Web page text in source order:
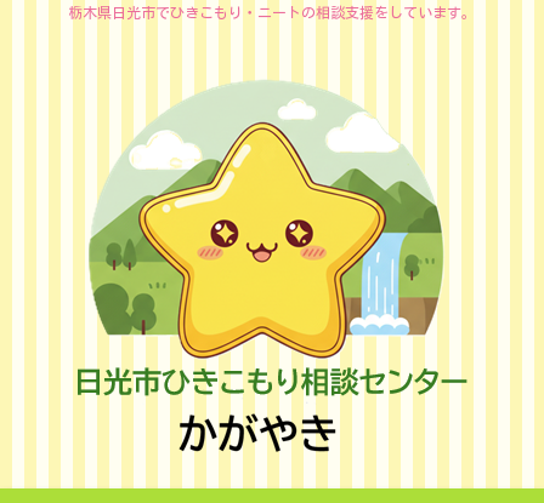
栃木県日光市でひきこもり・ニートの相談支援をしています。